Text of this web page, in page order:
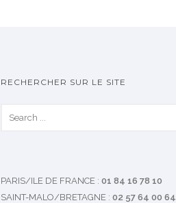
RECHERCHER SUR LE SITE
PARIS/ILE DE FRANCE : 01 84 16 78 10
SAINT-MALO/BRETAGNE : 02 57 64 00 64